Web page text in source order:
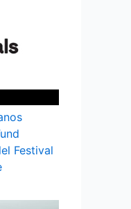
Festival